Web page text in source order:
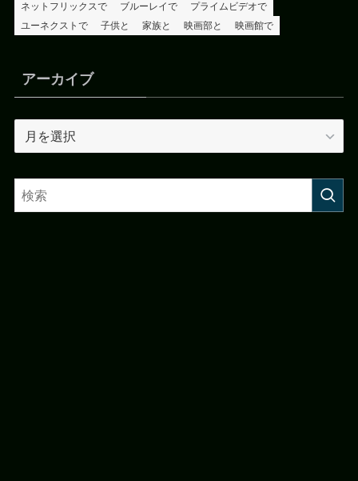
ネットフリックスで
ブルーレイで
プライムビデオで
ユーネクストで
子供と 家族と 映画部と 映画館で
アーカイブ
ー
イ
ブ